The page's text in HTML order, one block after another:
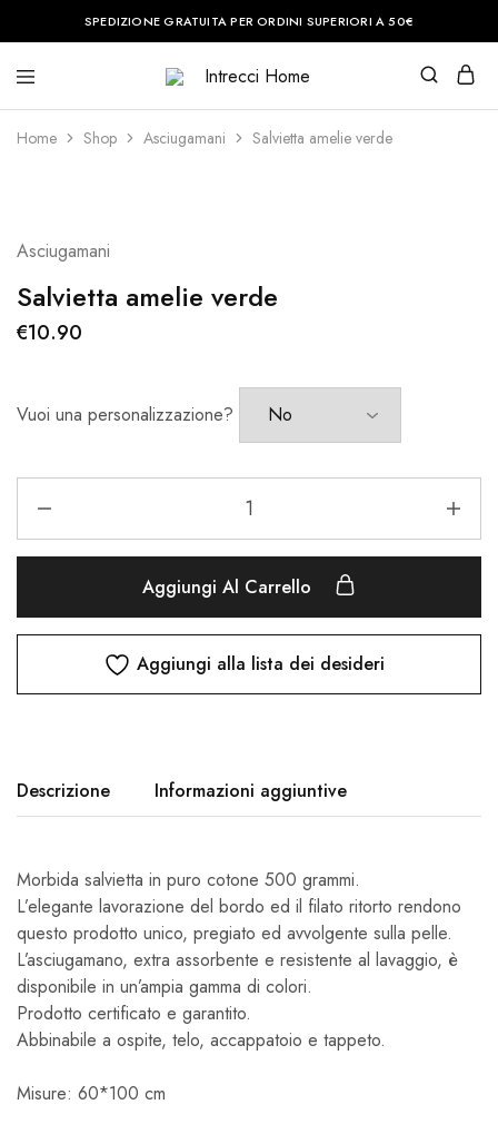
SPEDIZIONE GRATUITA PER ORDINI SUPERIORI A 50€
Intrecci
Home
è
posto
perfetta.
Home Shop Asciugamani Salvietta amelie verde
Asciugamani
Salvietta amelie verde
€10.90
Vuoi una personalizzazione?
Aggiungi Al Carrello
Aggiungi alla lista dei desideri
Descrizione Informazioni aggiuntive
Morbida salvietta in puro cotone 500 grammi.
L’elegante lavorazione del bordo ed il filato ritorto rendono
questo prodotto unico, pregiato ed avvolgente sulla pelle.
L’asciugamano, extra assorbente e resistente al lavaggio, è
disponibile in un’ampia gamma di colori.
Prodotto certificato e garantito.
Abbinabile a ospite, telo, accappatoio e tappeto.
Misure: 60*100 cm